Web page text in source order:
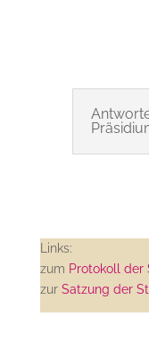
Links:
zum Protokoll der
zur Satzung der